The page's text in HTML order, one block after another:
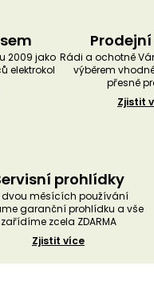
2009 jako
elektrokol
Rádi a ochotně
výběrem
přesně
Zjistit
prohlídky
dvou měsících používání
garanční prohlídku a vše
zařídíme zcela ZDARMA
Zjistit více